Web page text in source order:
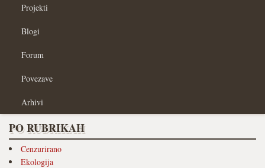
Projekti
Blogi
Forum
Povezave
Arhivi
PO RUBRIKAH
Cenzurirano
Ekologija